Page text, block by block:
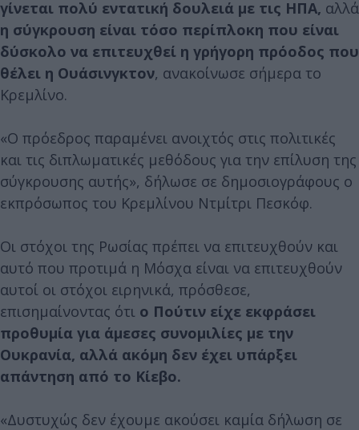
γίνεται πολύ εντατική δουλειά με τις ΗΠΑ, αλλά
η σύγκρουση είναι τόσο περίπλοκη που είναι
δύσκολο να επιτευχθεί η γρήγορη πρόοδος που
θέλει η Ουάσινγκτον, ανακοίνωσε σήμερα το
Κρεμλίνο.
«Ο πρόεδρος παραμένει ανοιχτός στις πολιτικές
και τις διπλωματικές μεθόδους για την επίλυση της
σύγκρουσης αυτής», δήλωσε σε δημοσιογράφους ο
εκπρόσωπος του Κρεμλίνου Ντμίτρι Πεσκόφ.
Οι στόχοι της Ρωσίας πρέπει να επιτευχθούν και
αυτό που προτιμά η Μόσχα είναι να επιτευχθούν
αυτοί οι στόχοι ειρηνικά, πρόσθεσε,
επισημαίνοντας ότι ο Πούτιν είχε εκφράσει
προθυμία για άμεσες συνομιλίες με την
Ουκρανία, αλλά ακόμη δεν έχει υπάρξει
απάντηση από το Κίεβο.
«Δυστυχώς δεν έχουμε ακούσει καμία δήλωση σε